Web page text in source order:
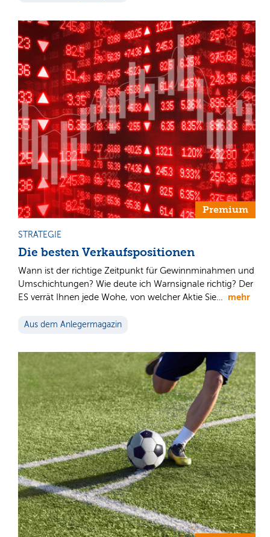
Premium
STRATEGIE
Die besten Verkaufspositionen
Wann ist der richtige Zeitpunkt für Gewinnminahmen und
Umschichtungen? Wie deute ich Warnsignale richtig? Der
ES verrät Ihnen jede Wohe, von welcher Aktie Sie… mehr
Aus dem Anlegermagazin